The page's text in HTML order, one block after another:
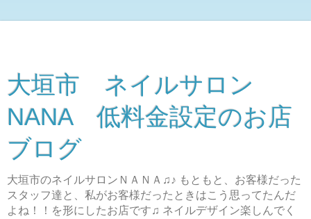
大垣市 ネイルサロン
NANA 低料金設定のお店
ブログ
大垣市のネイルサロンＮＡＮＡ♫♪ もともと、お客様だった
スタッフ達と、私がお客様だったときはこう思ってたんだ
よね！！を形にしたお店です♫ ネイルデザイン楽しんでく